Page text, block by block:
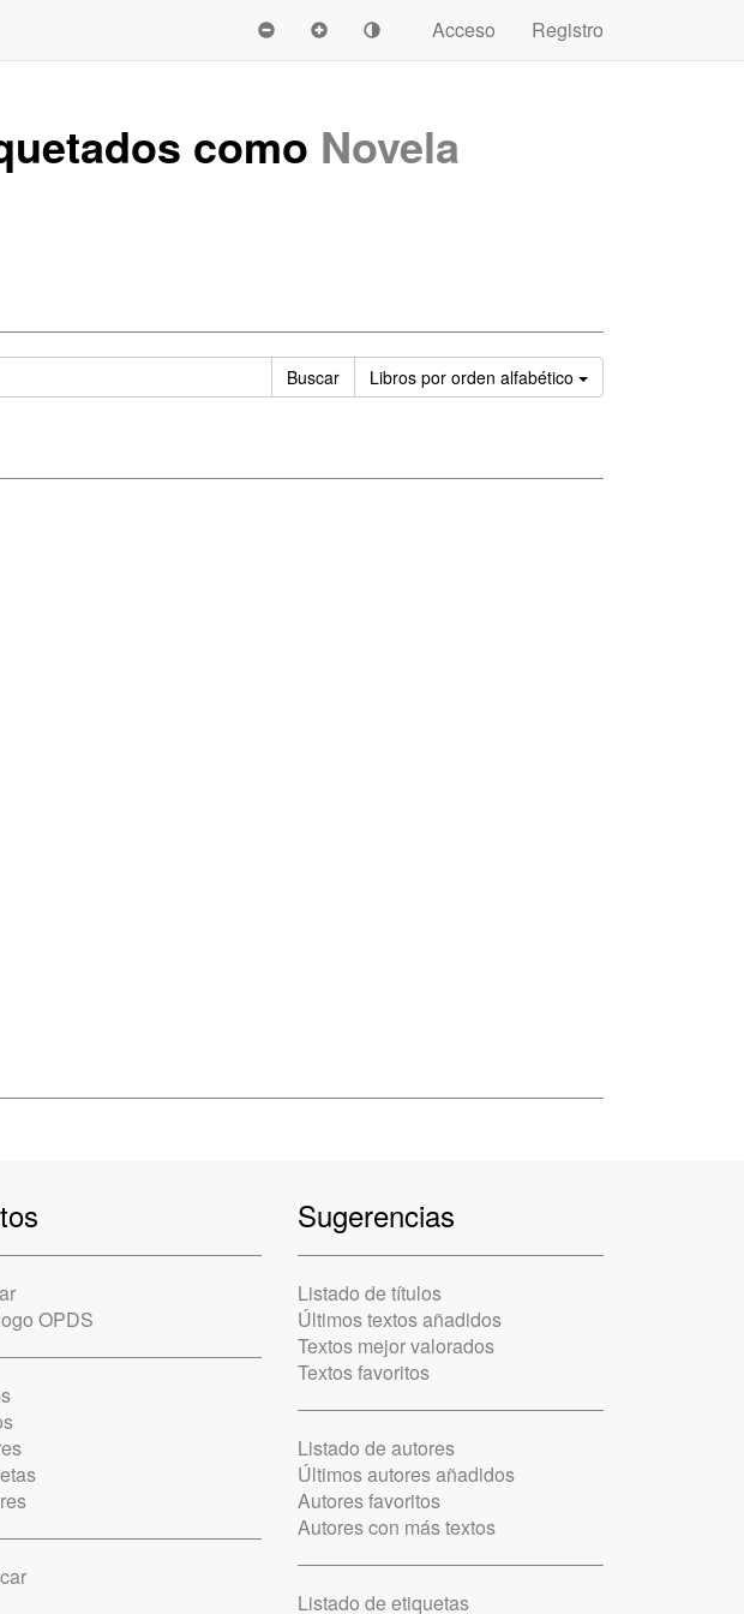
Acceso
Registro
como Novela
Buscar Libros por orden alfabético Ordenar
OPDS
Sugerencias
Listado de títulos
Últimos textos añadidos
Textos mejor valorados
Textos favoritos
Listado de autores
Últimos autores añadidos
Autores favoritos
Autores con más textos
Listado de etiquetas